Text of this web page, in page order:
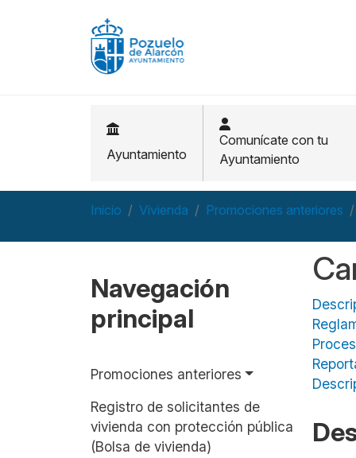
Ayuntamiento
Comunícate con tu
Ayuntamiento
Inicio Vivienda Promociones anteriores
Navegación
principal
Promociones anteriores
Registro de solicitantes de
vivienda con protección pública
(Bolsa de vivienda)